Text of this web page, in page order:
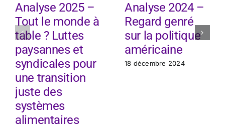
Analyse 2025 –
Tout le monde à
table ? Luttes
paysannes et
syndicales pour
une transition
juste des
systèmes
alimentaires
Analyse 2024 –
Regard genré
sur la politique
américaine
18 décembre 2024